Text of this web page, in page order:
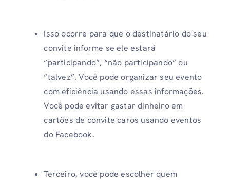
Isso ocorre para que o destinatário do seu
convite informe se ele estará
“participando”, “não participando” ou
“talvez”. Você pode organizar seu evento
com eficiência usando essas informações.
Você pode evitar gastar dinheiro em
cartões de convite caros usando eventos
do Facebook.
Terceiro, você pode escolher quem